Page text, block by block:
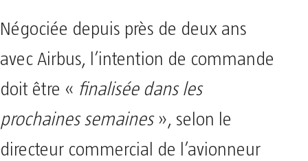
Négociée depuis près de deux ans
avec Airbus, l’intention de commande
doit être « finalisée dans les
prochaines semaines», selon le
directeur commercial de l’avionneur